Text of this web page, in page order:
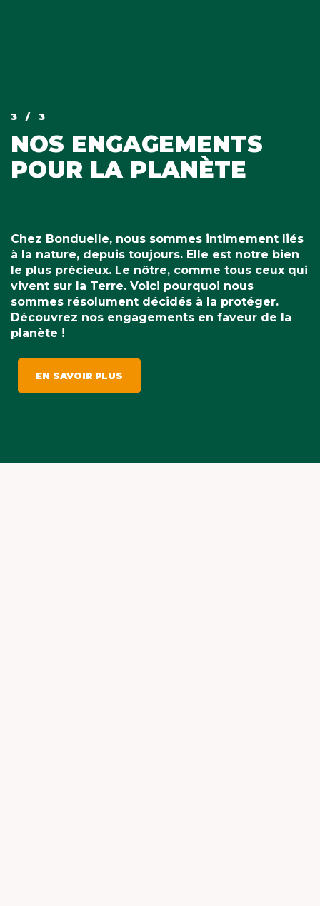
3 / 3
NOS ENGAGEMENTS
POUR LA PLANÈTE
Chez Bonduelle, nous sommes intimement liés
à la nature, depuis toujours. Elle est notre bien
le plus précieux. Le nôtre, comme tous ceux qui
vivent sur la Terre. Voici pourquoi nous
sommes résolument décidés à la protéger.
Découvrez nos engagements en faveur de la
planète !
EN SAVOIR PLUS